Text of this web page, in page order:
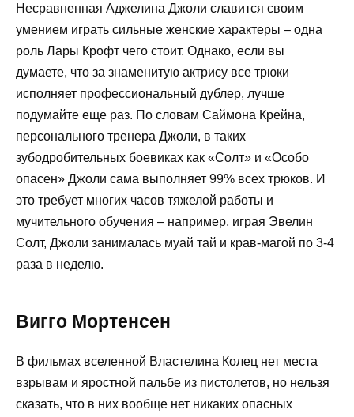
Несравненная Аджелина Джоли славится своим
умением играть сильные женские характеры – одна
роль Лары Крофт чего стоит. Однако, если вы
думаете, что за знаменитую актрису все трюки
исполняет профессиональный дублер, лучше
подумайте еще раз. По словам Саймона Крейна,
персонального тренера Джоли, в таких
зубодробительных боевиках как «Солт» и «Особо
опасен» Джоли сама выполняет 99% всех трюков. И
это требует многих часов тяжелой работы и
мучительного обучения – например, играя Эвелин
Солт, Джоли занималась муай тай и крав-магой по 3-4
раза в неделю.
Вигго Мортенсен
В фильмах вселенной Властелина Колец нет места
взрывам и яростной пальбе из пистолетов, но нельзя
сказать, что в них вообще нет никаких опасных